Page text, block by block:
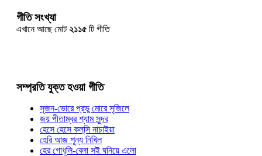
গীতি সংখ্যা
এখানে আছে মোট২১১৫ টি গীতি
সম্প্রতি যুক্ত হওয়া গীতি
সৃজন-ভোরে প্রভু মোরে সৃজিলে
জয় পীতাম্বর শ্যাম সুন্দর
হেসে হেসে কল্‌সি নাচাইয়া
হেরি আজ শূন্য নিখিল
হের গোধূলি-বেলা সই ঘনিয়ে এলো